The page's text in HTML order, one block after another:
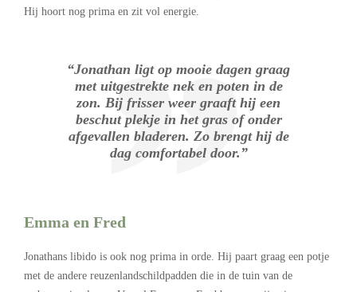
Hij hoort nog prima en zit vol energie.
“Jonathan ligt op mooie dagen graag
met uitgestrekte nek en poten in de
zon. Bij frisser weer graaft hij een
beschut plekje in het gras of onder
afgevallen bladeren. Zo brengt hij de
dag comfortabel door.”
Emma en Fred
Jonathans libido is ook nog prima in orde. Hij paart graag een potje
met de andere reuzenlandschildpadden die in de tuin van de